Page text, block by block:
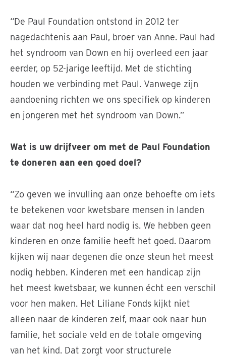
“De Paul Foundation ontstond in 2012 ter
nagedachtenis aan Paul, broer van Anne. Paul had
het syndroom van Down en hij overleed een jaar
eerder, op 52-jarige leeftijd. Met de stichting
houden we verbinding met Paul. Vanwege zijn
aandoening richten we ons specifiek op kinderen
en jongeren met het syndroom van Down.”
Wat is uw drijfveer om met de Paul Foundation
te doneren aan een goed doel?
“Zo geven we invulling aan onze behoefte om iets
te betekenen voor kwetsbare mensen in landen
waar dat nog heel hard nodig is. We hebben geen
kinderen en onze familie heeft het goed. Daarom
kijken wij naar degenen die onze steun het meest
nodig hebben. Kinderen met een handicap zijn
het meest kwetsbaar, we kunnen écht een verschil
voor hen maken. Het Liliane Fonds kijkt niet
alleen naar de kinderen zelf, maar ook naar hun
familie, het sociale veld en de totale omgeving
van het kind. Dat zorgt voor structurele